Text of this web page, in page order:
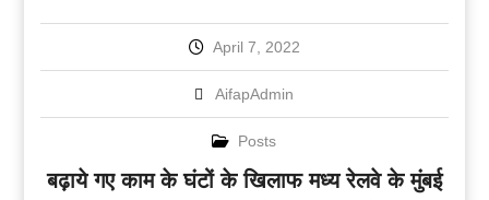
April 7, 2022
AifapAdmin
Posts
बढ़ाये गए काम के घंटों के खिलाफ मध्य रेलवे के मुंबई